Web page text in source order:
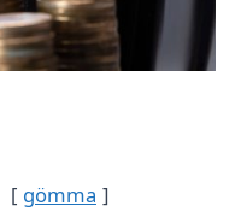
gömma